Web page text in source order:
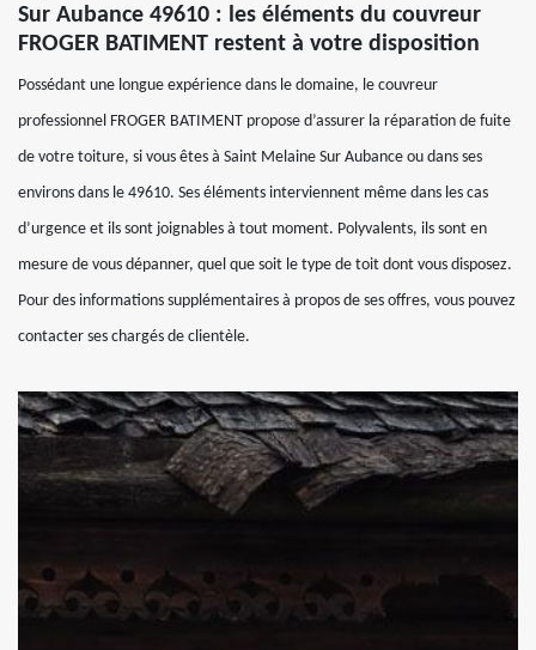
Sur Aubance 49610 : les éléments du couvreur
FROGER BATIMENT restent à votre disposition
Possédant une longue expérience dans le domaine, le couvreur
professionnel FROGER BATIMENT propose d’assurer la réparation de fuite
de votre toiture, si vous êtes à Saint Melaine Sur Aubance ou dans ses
environs dans le 49610. Ses éléments interviennent même dans les cas
d’urgence et ils sont joignables à tout moment. Polyvalents, ils sont en
mesure de vous dépanner, quel que soit le type de toit dont vous disposez.
Pour des informations supplémentaires à propos de ses offres, vous pouvez
contacter ses chargés de clientèle.